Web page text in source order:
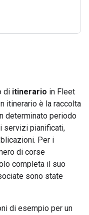
di itinerario in Fleet
itinerario è la raccolta
determinato periodo
servizi pianificati,
Per i
di corse
completa il suo
sono state
di esempio per un